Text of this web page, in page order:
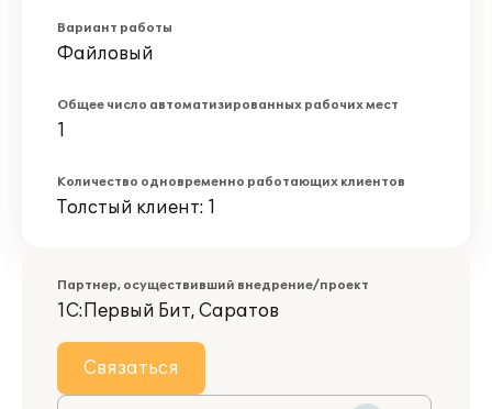
Вариант работы
Файловый
Общее число автоматизированных рабочих мест
1
Количество одновременно работающих клиентов
Толстый клиент: 1
Партнер, осуществивший внедрение/проект
1С:Первый Бит, Саратов
Связаться